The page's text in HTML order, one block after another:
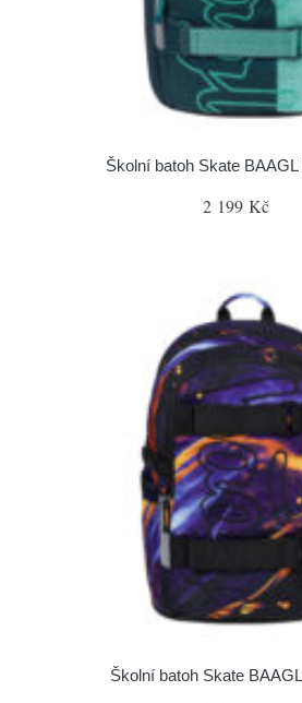
Školní batoh Skate
2 199 Kč
Školní batoh Skate